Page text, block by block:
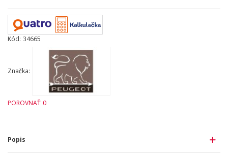
Kód: 34665
Značka:
POROVNAŤ 0
Popis